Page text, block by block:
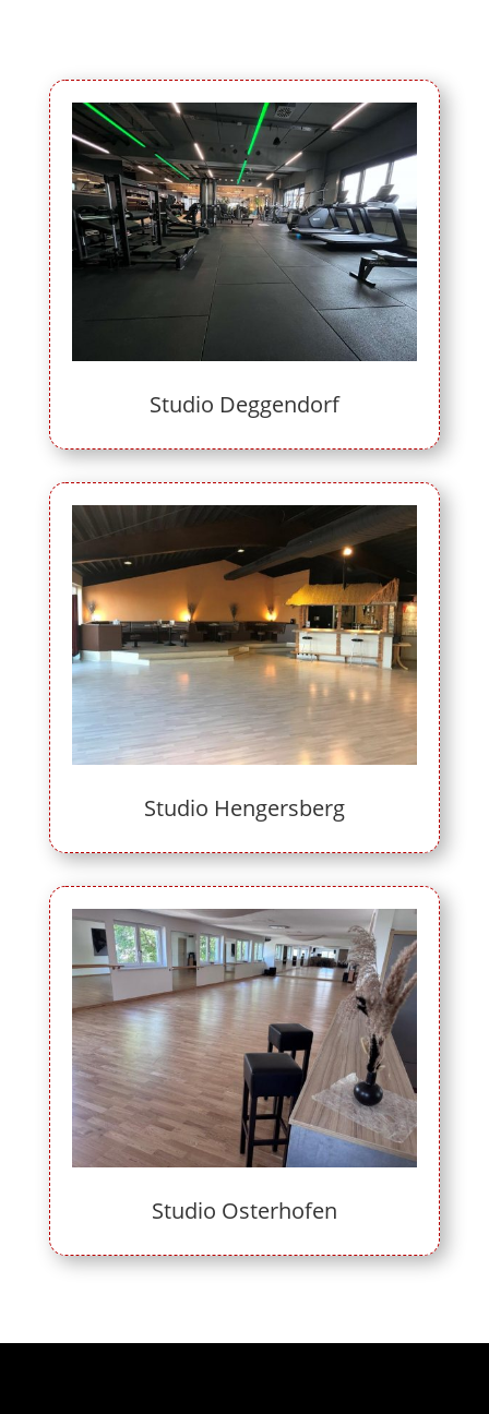
Studio Deggendorf
Studio Hengersberg
Studio Osterhofen